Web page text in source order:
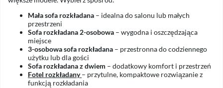
Mała sofa rozkładana – idealna do salonu lub małych
przestrzeni
Sofa rozkładana 2-osobowa – wygodna i oszczędzająca
miejsce
3-osobowa sofa rozkładana – przestronna do codziennego
użytku lub dla gości
Sofa rozkładana z dwiem – dodatkowy komfort i przestrzeń
Fotel rozkładany – przytulne, kompaktowe rozwiązanie z
funkcją rozkładania